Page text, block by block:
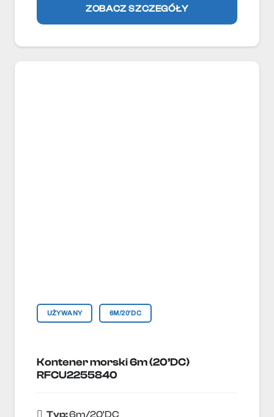
ZOBACZ SZCZEGÓŁY
UŻYWANY 6M/20'DC
Kontener morski 6m (20’DC)
RFCU2255840
Typ:6m/20'DC